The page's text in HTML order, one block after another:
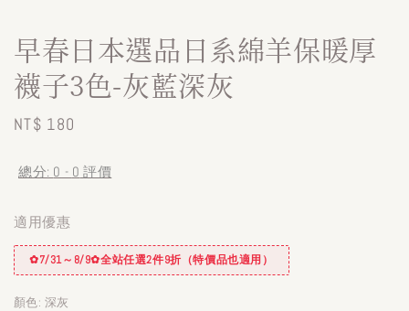
早春日本選品日系綿羊保暖厚
襪子3色-灰藍深灰
Regular
NT$ 180
總分: 0 - 0 評價
適用優惠
✿7/31～8/9✿全站任選2件9折（特價品也適用）
顏色: 深灰